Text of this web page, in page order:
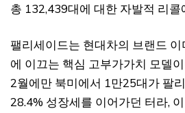
총 132,439대에 대한 자발적 리콜
팰리세이드는 현대차의 브랜드
에 이끄는 핵심 고부가가치 모델
2월에만 북미에서 1만25대가 팔
28.4% 성장세를 이어가던 터라,